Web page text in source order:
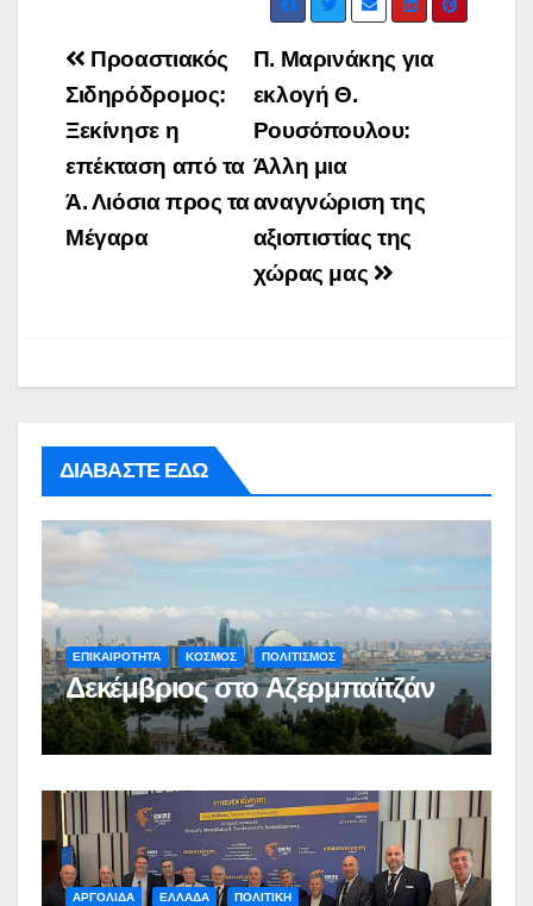
Post
navigation
Π. Μαρινάκης για
εκλογή Θ.
Ρουσόπουλου:
Άλλη μια
αναγνώριση της
αξιοπιστίας της
χώρας μας
Προαστιακός
Σιδηρόδρομος:
Ξεκίνησε η
επέκταση από τα
Ά. Λιόσια προς τα
Μέγαρα
ΔΙΑΒΑΣΤΕ ΕΔΩ
ΕΠΙΚΑΙΡΟΤΗΤΑ ΚΟΣΜΟΣ ΠΟΛΙΤΙΣΜΟΣ
Δεκέμβριος στο Αζερμπαϊτζάν
ΑΡΓΟΛΙΔΑ ΕΛΛΑΔΑ ΠΟΛΙΤΙΚΗ